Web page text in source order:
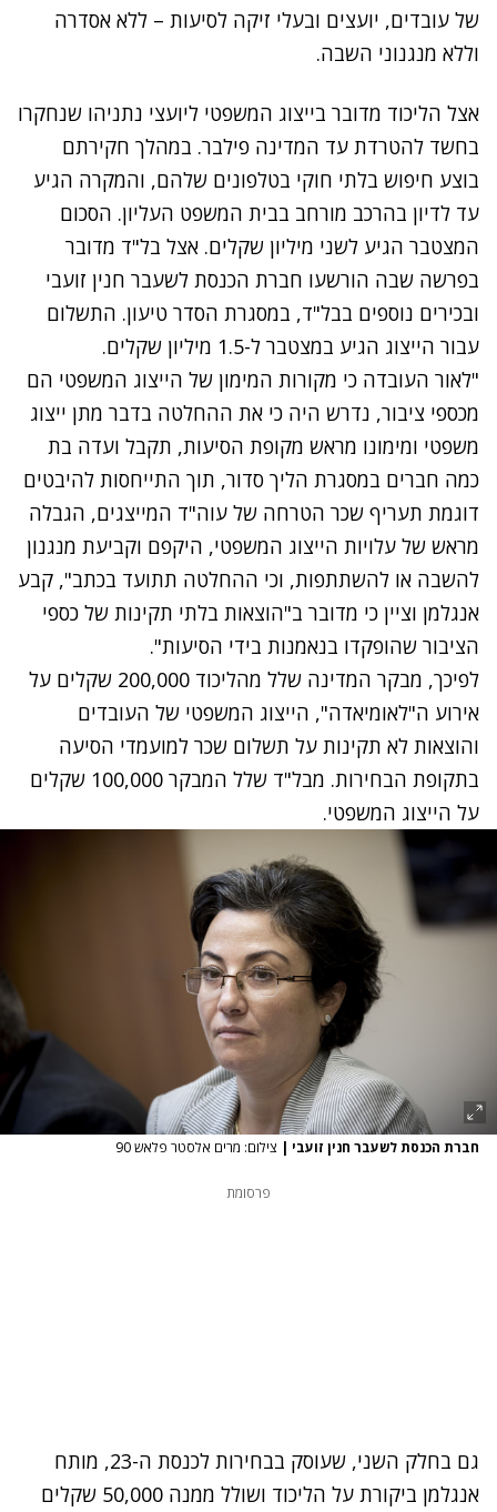
של עובדים, יועצים ובעלי זיקה לסיעות – ללא אסדרה
וללא מנגנוני השבה.
נסה שוב
אצל הליכוד מדובר בייצוג המשפטי ליועצי נתניהו שנחקרו
בחשד להטרדת עד המדינה פילבר. במהלך חקירתם
בוצע חיפוש בלתי חוקי בטלפונים שלהם, והמקרה הגיע
עד לדיון בהרכב מורחב בבית המשפט העליון. הסכום
המצטבר הגיע לשני מיליון שקלים. אצל בל"ד מדובר
בפרשה שבה הורשעו חברת הכנסת לשעבר חנין זועבי
ובכירים נוספים בבל"ד, במסגרת הסדר טיעון. התשלום
עבור הייצוג הגיע במצטבר ל-1.5 מיליון שקלים.
"לאור העובדה כי מקורות המימון של הייצוג המשפטי הם
מכספי ציבור, נדרש היה כי את ההחלטה בדבר מתן ייצוג
משפטי ומימונו מראש מקופת הסיעות, תקבל ועדה בת
כמה חברים במסגרת הליך סדור, תוך התייחסות להיבטים
דוגמת תעריף שכר הטרחה של עוה"ד המייצגים, הגבלה
מראש של עלויות הייצוג המשפטי, היקפם וקביעת מנגנון
להשבה או להשתתפות, וכי ההחלטה תתועד בכתב", קבע
אנגלמן וציין כי מדובר ב"הוצאות בלתי תקינות של כספי
הציבור שהופקדו בנאמנות בידי הסיעות".
לפיכך, מבקר המדינה שלל מהליכוד 200,000 שקלים על
אירוע ה"לאומיאדה", הייצוג המשפטי של העובדים
והוצאות לא תקינות על תשלום שכר למועמדי הסיעה
בתקופת הבחירות. מבל"ד שלל המבקר 100,000 שקלים
על הייצוג המשפטי.
חברת הכנסת לשעבר חנין זועבי | צילום: מרים אלסטר פלאש 90
פרסומת
גם בחלק השני, שעוסק בבחירות לכנסת ה-23, מותח
אנגלמן ביקורת על הליכוד ושולל ממנה 50,000 שקלים